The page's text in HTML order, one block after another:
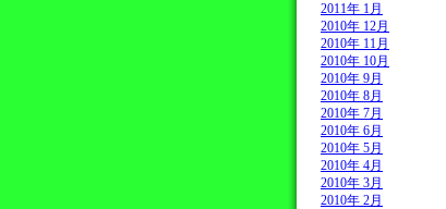
2011年 1月
2010年 12月
2010年 11月
2010年 10月
2010年 9月
2010年 8月
2010年 7月
2010年 6月
2010年 5月
2010年 4月
2010年 3月
2010年 2月